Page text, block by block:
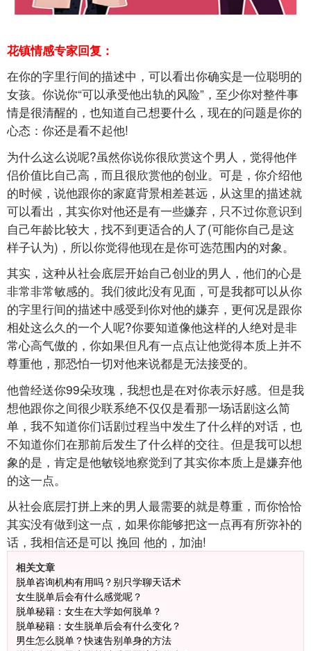
花镇情感专家回复：
在你的字里行间的描述中，可以看出你确实是一位聪明的
女孩。你说你“可以承受他出轨的风险”，至少你对整件事
情是很清醒的，也知道自己想要什么，现在的问题是你的
心态：你还是看不起他!
为什么这么说呢?虽然你说你很欣赏这个男人，觉得他伴
侣价值比自己高，而且很欣赏他的创业。可是，你介绍他
的时候，说他跟你的家庭背景相差甚远，从这里的描述就
可以看出，其实你对他还是有一些嫌弃，只不过你意识到
自己年龄比较大，找不到更适合的人了(可能你自己是这
样子认为)，所以你觉得他现在是你可选范围内的对象。
其实，这种从社会底层开始自己创业的男人，他们的心是
非常非常敏感的。我们彼此没有见面，可是我都可以从你
的字里行间的描述中感受到你对他的嫌弃，更何况是跟你
相处这么久的一个人呢?你要知道像他这样的人绝对是非
常心高气傲的，你如果但凡有一点点让他觉得本质上并不
尊重他，那恐怕一切对他来说都是无法接受的。
他曾经送你99朵玫瑰，我想也是在对你表示好感。但是我
想他跟你之间很少联系绝不仅仅是看那一场话剧这么简
单，我不知道你们话剧过程当中发生了什么样的对话，也
不知道你们在那前后发生了什么样的交往。但是我可以想
象的是，肯定是他敏锐地察觉到了其实你本质上是嫌弃他
的这一点。
从社会底层打拼上来的男人最需要的就是尊重，而你恰恰
其实没有做到这一点，如果你能够把这一点再有所弥补的
话，我相信还是可以 挽回 他的，加油!
相关文章
脱单咨询机构有用吗？别只学聊天话术
女生脱单后会有什么感觉呢？
脱单秘籍：女生在大学如何脱单？
脱单秘籍：女生脱单后会有什么变化？
男生怎么脱单？快速告别单身的方法